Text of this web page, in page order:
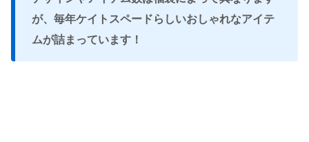
が、毎年ケイトスペードらしいおしゃれなアイテ
ムが詰まっています！